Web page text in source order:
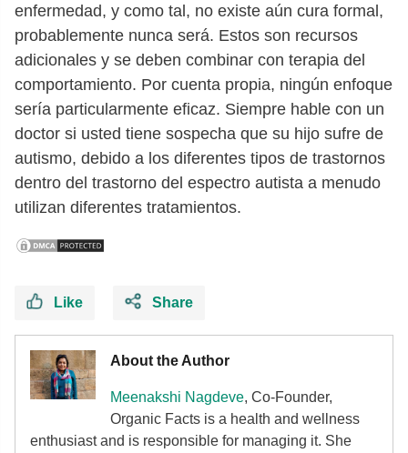
enfermedad, y como tal, no existe aún cura formal,
probablemente nunca será. Estos son recursos
adicionales y se deben combinar con terapia del
comportamiento. Por cuenta propia, ningún enfoque
sería particularmente eficaz. Siempre hable con un
doctor si usted tiene sospecha que su hijo sufre de
autismo, debido a los diferentes tipos de trastornos
dentro del trastorno del espectro autista a menudo
utilizan diferentes tratamientos.
Like Share
About the Author
Meenakshi Nagdeve, Co-Founder,
Organic Facts is a health and wellness
enthusiast and is responsible for managing it. She